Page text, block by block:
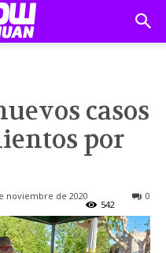
casos
por
noviembre de 2020 0
542